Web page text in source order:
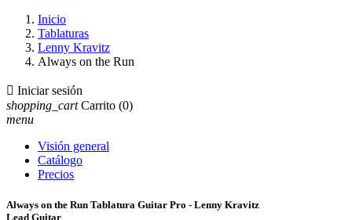
Inicio
Tablaturas
Lenny Kravitz
Always on the Run
 Iniciar sesión
shopping_cart Carrito (0)
menu
Visión general
Catálogo
Precios
Always on the Run Tablatura Guitar Pro - Lenny Kravitz
Lead Guitar